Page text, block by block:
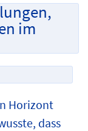
im
Horizont
dass